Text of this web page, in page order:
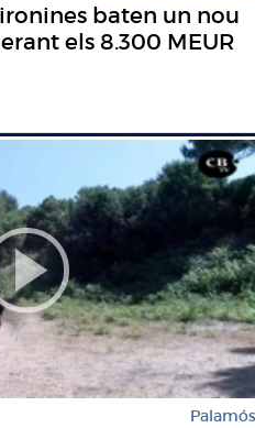
baten un nou
els 8.300 MEUR
Palamós